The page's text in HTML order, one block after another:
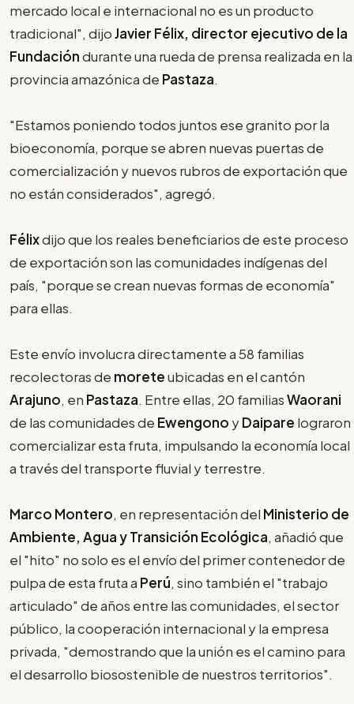
mercado local e internacional no es un producto
tradicional", dijoJavier Félix, director ejecutivo de la
Fundacióndurante una rueda de prensa realizada en la
provincia amazónica de Pastaza.
"Estamos poniendo todos juntos ese granito por la
bioeconomía, porque se abren nuevas puertas de
comercialización y nuevos rubros de exportación que
no están considerados", agregó.
Félixdijo que los reales beneficiarios de este proceso
de exportación son las comunidades indígenas del
país, "porque se crean nuevas formas de economía"
para ellas.
Este envío involucra directamente a 58 familias
recolectoras de moreteubicadas en el cantón
Arajuno, en Pastaza. Entre ellas, 20 familiasWaorani
de las comunidades de Ewengono yDaipare lograron
comercializar esta fruta, impulsando la economía local
a través del transporte fluvial y terrestre.
Marco Montero, en representación del Ministerio de
Ambiente, Agua y Transición Ecológica, añadió que
el "hito" no solo es el envío del primer contenedor de
pulpa de esta fruta a Perú, sino también el "trabajo
articulado" de años entre las comunidades, el sector
público, la cooperación internacional y la empresa
privada, "demostrando que la unión es el camino para
el desarrollo biosostenible de nuestros territorios".